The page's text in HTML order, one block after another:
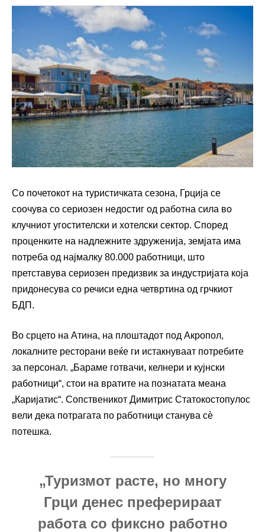
Со почетокот на туристичката сезона, Грција се
соочува со сериозен недостиг од работна сила во
клучниот угостителски и хотелски сектор. Според
проценките на надлежните здруженија, земјата има
потреба од најмалку 80.000 работници, што
претставува сериозен предизвик за индустријата која
придонесува со речиси една четвртина од грчкиот
БДП.
Во срцето на Атина, на плоштадот под Акропол,
локалните ресторани веќе ги истакнуваат потребите
за персонал. „Бараме готвачи, келнери и кујнски
работници“, стои на вратите на познатата меана
„Каријатис“. Сопственикот Димитрис Статокостопулос
вели дека потрагата по работници станува сѐ
потешка.
„Туризмот расте, но многу
Грци денес преферираат
работа со фиксно работно